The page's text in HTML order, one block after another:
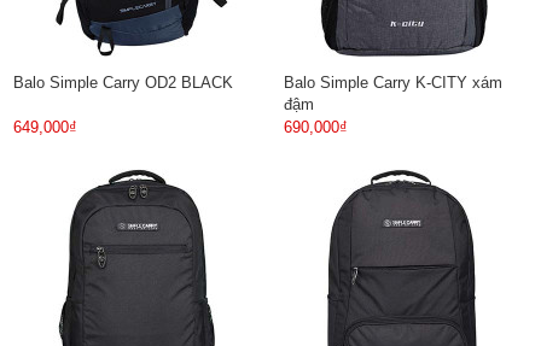
Balo Simple Carry OD2 BLACK
649,000₫
Balo Simple Carry K-CITY xám
đậm
690,000₫